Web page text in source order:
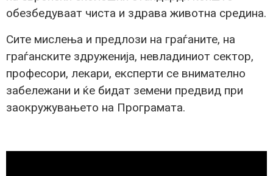
обезбедуваат чиста и здрава животна средина.
Сите мислења и предлози на граѓаните, на
граѓанските здруженија, невладиниот сектор,
професори, лекари, експерти се внимателно
забележани и ќе бидат земени предвид при
заокружувањето на Програмата.